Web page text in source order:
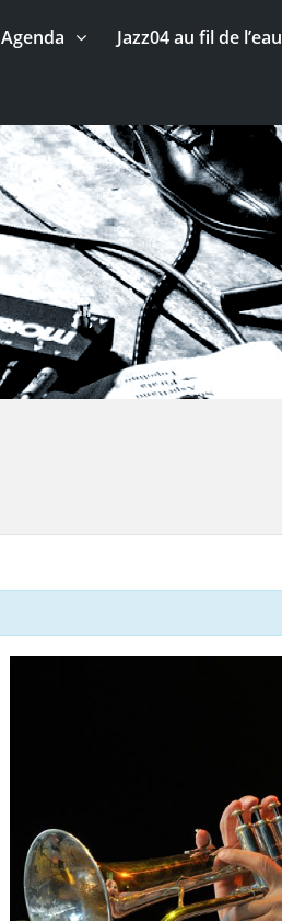
Agenda Jazz04 au fil de l’eau